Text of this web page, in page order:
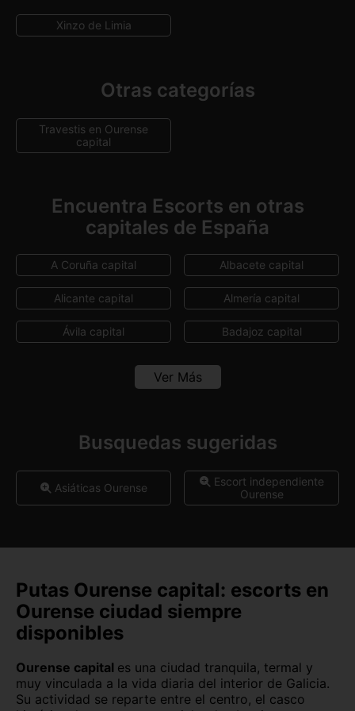
Xinzo de Limia
Otras categorías
Travestis en Ourense
capital
Encuentra Escorts en otras
capitales de España
A Coruña capital Albacete capital
Alicante capital Almería capital
Ávila capital Badajoz capital
Barcelona capital
Cuenca capital
Huesca capital Jaén capital
Las Palmas
Lleida capital Logroño
Lugo capital Madrid capital
Ver Más
Busquedas sugeridas
Asiáticas Ourense
Escort independiente
Ourense
Putas Ourense capital: escorts en
Ourense ciudad siempre
disponibles
Ourense capital es una ciudad tranquila, termal y
muy vinculada a la vida diaria del interior de Galicia.
Su actividad se reparte entre el centro, el casco